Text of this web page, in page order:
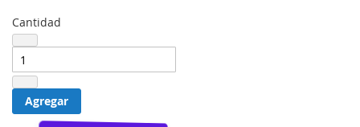
Cantidad
Agregar